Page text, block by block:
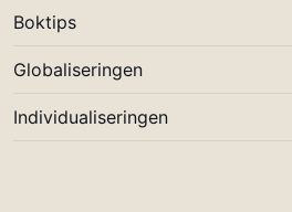
Boktips
Globaliseringen
Individualiseringen